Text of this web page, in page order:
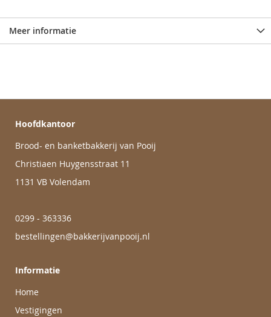
Meer informatie
Hoofdkantoor
Brood- en banketbakkerij van Pooij
Christiaen Huygensstraat 11
1131 VB Volendam
0299 - 363336
bestellingen@bakkerijvanpooij.nl
Informatie
Home
Vestigingen